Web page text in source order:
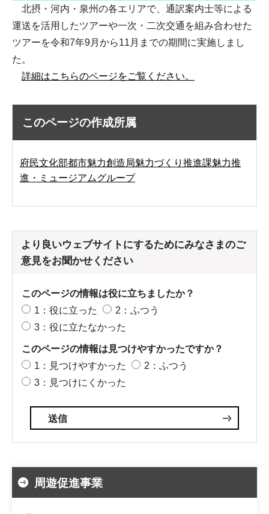
北摂・河内・泉州の各エリアで、通訳案内士等による
運送を活用したツアーや一次・二次交通を組み合わせた
ツアーを令和7年9月から11月までの期間に実施しまし
た。
詳細はこちらのページをご覧ください。
このページの作成所属
府民文化部都市魅力創造局魅力づくり推進課魅力推
進・ミュージアムグループ
より良いウェブサイトにするためにみなさまのご
意見をお聞かせください
このページの情報は役に立ちましたか？
1：役に立った
2：ふつう
3：役に立たなかった
このページの情報は見つけやすかったですか？
1：見つけやすかった
2：ふつう
3：見つけにくかった
周遊促進事業